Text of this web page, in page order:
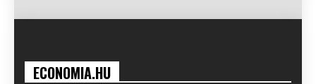
ECONOMIA.HU